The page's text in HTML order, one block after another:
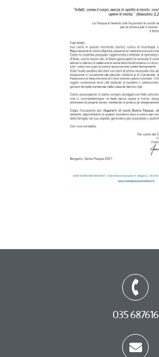
035 687616